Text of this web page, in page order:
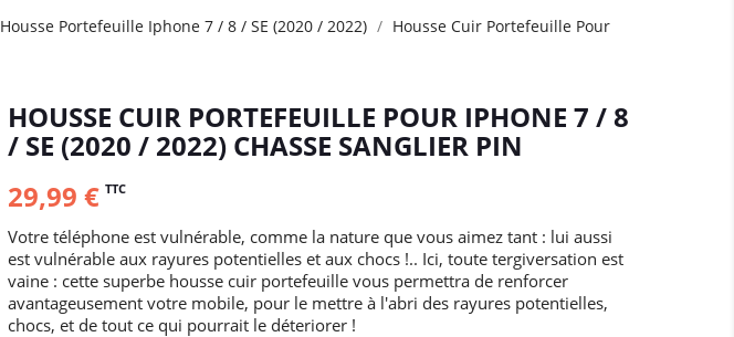
Housse Portefeuille Iphone 7 / 8 / SE (2020 / 2022)
Housse Cuir Portefeuille Pour
HOUSSE CUIR PORTEFEUILLE POUR IPHONE 7 / 8
/ SE (2020 / 2022) CHASSE SANGLIER PIN
29,99 € TTC
Votre téléphone est vulnérable, comme la nature que vous aimez tant : lui aussi
est vulnérable aux rayures potentielles et aux chocs !.. Ici, toute tergiversation est
vaine : cette superbe housse cuir portefeuille vous permettra de renforcer
avantageusement votre mobile, pour le mettre à l'abri des rayures potentielles,
chocs, et de tout ce qui pourrait le déteriorer !